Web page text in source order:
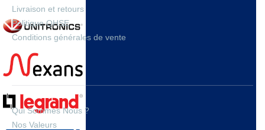
Livraison et retours
Politique QHSE
Conditions générales de vente
A PROPOS
Qui Sommes Nous ?
Nos Valeurs